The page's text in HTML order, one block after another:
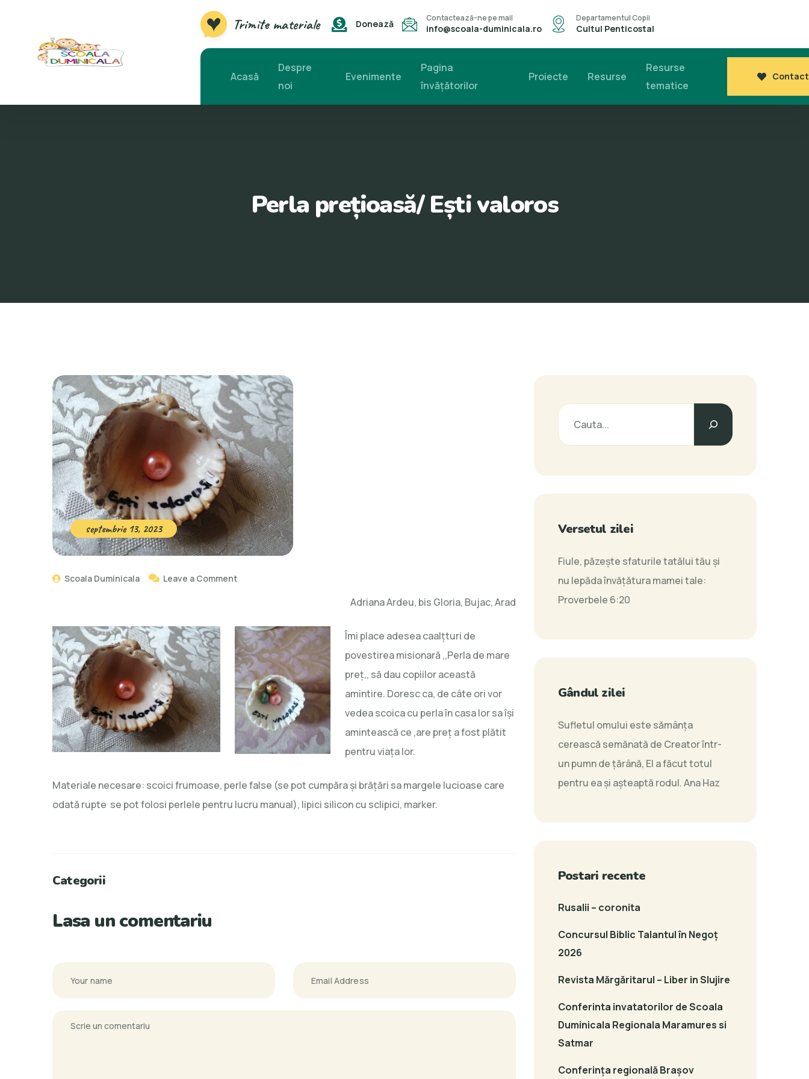
Trimite materiale Donează
Contactează-ne pe mail
info@scoala-duminicala.ro
Departamentul Copii
Cultul Penticostal
Acasă
Despre
noi
Evenimente
Pagina
învăţătorilor
Proiecte Resurse
Resurse
tematice
Contact
Perla prețioasă/ Ești valoros
septembrie 13, 2023
Scoala Duminicala Leave a Comment
Adriana Ardeu, bis Gloria, Bujac, Arad
Îmi place adesea caalțturi de
povestirea misionară ,,Perla de mare
preț,, să dau copiilor această
amintire. Doresc ca, de câte ori vor
vedea scoica cu perla în casa lor sa își
amintească ce ,are preț a fost plătit
pentru viața lor.
Materiale necesare: scoici frumoase, perle false (se pot cumpăra și brățări sa margele lucioase care
odată rupte se pot folosi perlele pentru lucru manual), lipici silicon cu sclipici, marker.
Categorii
Lasa un comentariu
Versetul zilei
Fiule, păzeşte sfaturile tatălui tău şi
nu lepăda învăţătura mamei tale:
Proverbele 6:20
Gândul zilei
Sufletul omului este sămânța
cerească semănată de Creator într-
un pumn de țărână, El a făcut totul
pentru ea și așteaptă rodul.Ana Haz
Postari recente
Rusalii – coronita
Concursul Biblic Talantul în Negoț
2026
Revista Mărgăritarul – Liber in Slujire
Conferinta invatatorilor de Scoala
Duminicala Regionala Maramures si
Satmar
Conferința regională Brașov